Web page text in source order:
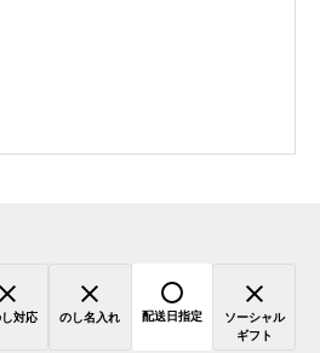
対応 のし名入れ 配送日指定
ソーシャル
ギフト